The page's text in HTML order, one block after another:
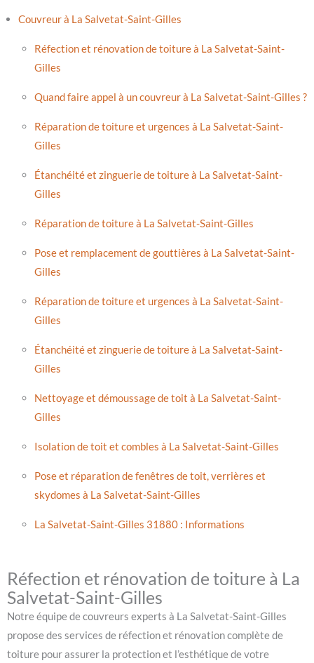
Couvreur à La Salvetat-Saint-Gilles
Réfection et rénovation de toiture à La Salvetat-Saint-
Gilles
Quand faire appel à un couvreur à La Salvetat-Saint-Gilles ?
Réparation de toiture et urgences à La Salvetat-Saint-
Gilles
Étanchéité et zinguerie de toiture à La Salvetat-Saint-
Gilles
Réparation de toiture à La Salvetat-Saint-Gilles
Pose et remplacement de gouttières à La Salvetat-Saint-
Gilles
Réparation de toiture et urgences à La Salvetat-Saint-
Gilles
Étanchéité et zinguerie de toiture à La Salvetat-Saint-
Gilles
Nettoyage et démoussage de toit à La Salvetat-Saint-
Gilles
Isolation de toit et combles à La Salvetat-Saint-Gilles
Pose et réparation de fenêtres de toit, verrières et
skydomes à La Salvetat-Saint-Gilles
La Salvetat-Saint-Gilles 31880 : Informations
Réfection et rénovation de toiture à La
Salvetat-Saint-Gilles
Notre équipe de couvreurs experts à La Salvetat-Saint-Gilles
propose des services de réfection et rénovation complète de
toiture pour assurer la protection et l’esthétique de votre